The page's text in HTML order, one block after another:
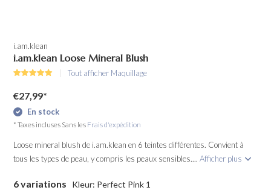
i.am.klean
i.am.klean Loose Mineral Blush
Tout afficher Maquillage
€27,99*
En stock
* Taxes incluses Sans les Frais d'expédition
Loose mineral blush de i.am.klean en 6 teintes différentes. Convient à
tous les types de peau, y compris les peaux sensibles....Afficher plus
6 variations Kleur: Perfect Pink 1